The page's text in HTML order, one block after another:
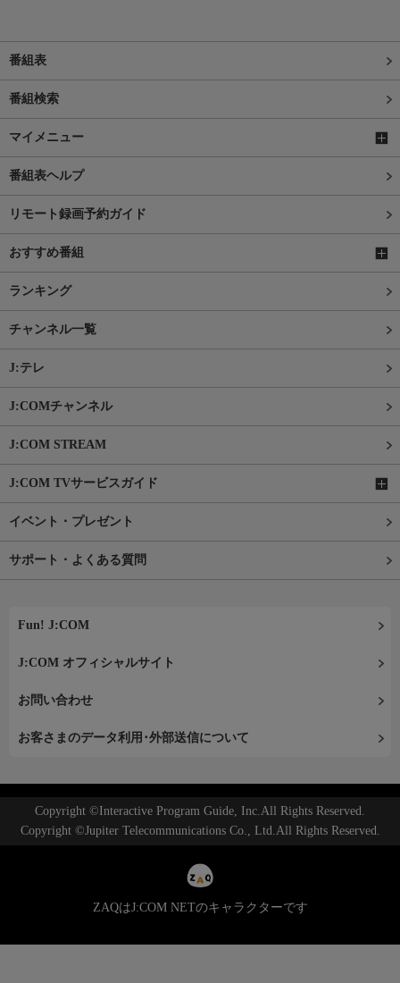
番組表
番組検索
マイメニュー
番組表ヘルプ
リモート録画予約ガイド
おすすめ番組
ランキング
チャンネル一覧
J:テレ
J:COMチャンネル
J:COM STREAM
J:COM TVサービスガイド
イベント・プレゼント
サポート・よくある質問
Fun! J:COM
J:COM オフィシャルサイト
お問い合わせ
お客さまのデータ利用･外部送信について
Copyright ©Interactive Program Guide, Inc.All Rights Reserved.
Copyright ©Jupiter Telecommunications Co., Ltd.All Rights Reserved.
ZAQはJ:COM NETのキャラクターです